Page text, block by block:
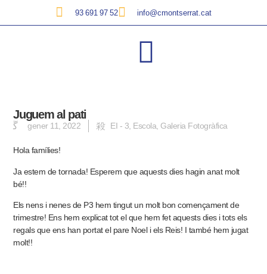
93 691 97 52 info@cmontserrat.cat
Juguem al pati
gener 11, 2022 EI - 3 Escola Galeria Fotogràfica
Hola famílies!
Ja estem de tornada! Esperem que aquests dies hagin anat molt
bé!!
Els nens i nenes de P3 hem tingut un molt bon començament de
trimestre! Ens hem explicat tot el que hem fet aquests dies i tots els
regals que ens han portat el pare Noel i els Reis! I també hem jugat
molt!!